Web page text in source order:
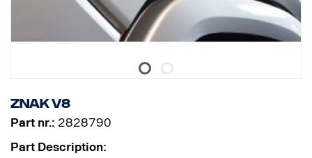
Znak V8
Part nr.: 2828790
Part Description: